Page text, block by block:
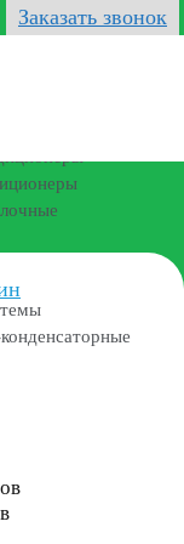
Заказать звонок
кондиционеры